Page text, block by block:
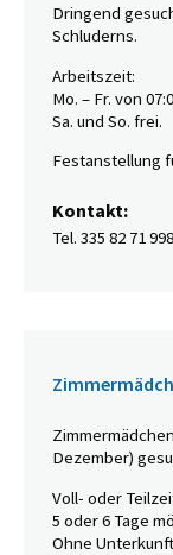
Dringend
Schluderns.
Arbeitszeit:
Mo. – Fr. von
Sa. und So. frei.
Festanstellung
Kontakt:
Tel. 335 82 71 998
Dezember)
Voll- oder
5 oder 6 Tage
Ohne